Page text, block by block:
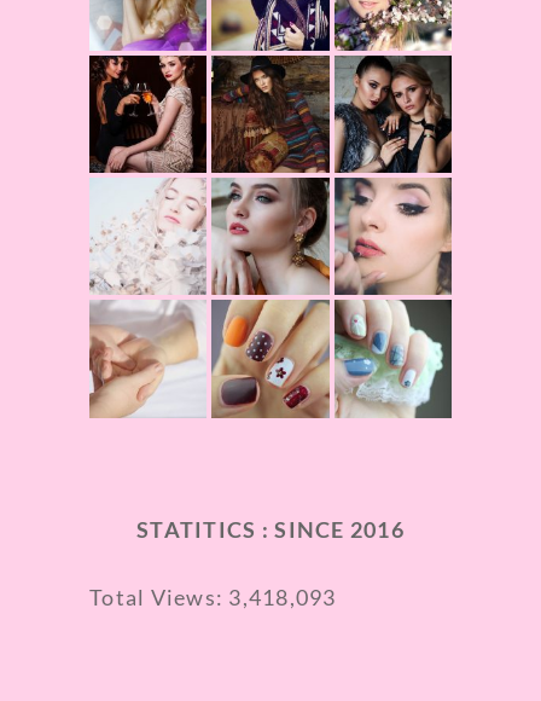
STATITICS : SINCE 2016
Total Views: 3,418,093